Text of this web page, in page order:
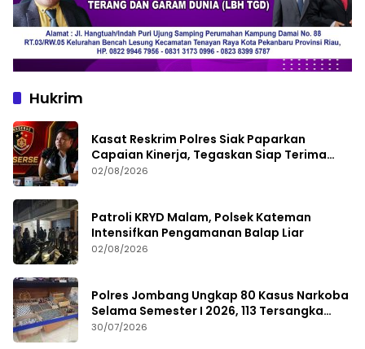
Hukrim
Kasat Reskrim Polres Siak Paparkan
Capaian Kinerja, Tegaskan Siap Terima
Kritik dan Evaluasi
02/08/2026
Patroli KRYD Malam, Polsek Kateman
Intensifkan Pengamanan Balap Liar
02/08/2026
Polres Jombang Ungkap 80 Kasus Narkoba
Selama Semester I 2026, 113 Tersangka
Diamankan
30/07/2026